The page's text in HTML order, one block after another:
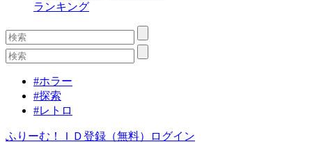
ランキング
#ホラー
#探索
#レトロ
ふりーむ！ＩＤ登録（無料） ログイン